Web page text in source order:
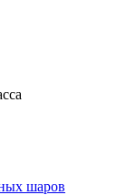
шаров